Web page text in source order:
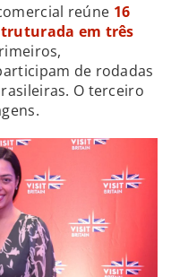
reúne 16
em três
de rodadas
O terceiro